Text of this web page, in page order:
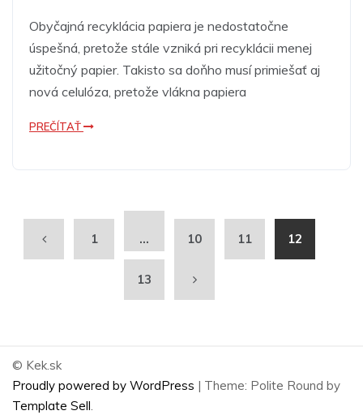
Obyčajná recyklácia papiera je nedostatočne
úspešná, pretože stále vzniká pri recyklácii menej
užitočný papier. Takisto sa doňho musí primiešať aj
nová celulóza, pretože vlákna papiera
PREČÍTAŤ
1 … 10 11 12
13
© Kek.sk
Proudly powered by WordPress | Theme: Polite Round by
Template Sell.